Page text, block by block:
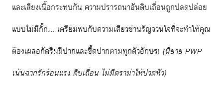
และเสียงเนื้อกระทบกัน ความปรารถนาอันดิบเถื่อนถูกปลดปล่อย
แบบไม่มีกั๊ก... เตรียมพบกับความเสียวซ่านรัญจวนใจที่จะทำให้คุณ
ต้องเผลอกัดริมฝีปากและซี๊ดปากตามทุกตัวอักษร! (นิยาย PWP
เน้นฉากรักร้อนแรง ดิบเถื่อน ไม่มีดราม่าให้ปวดหัว)